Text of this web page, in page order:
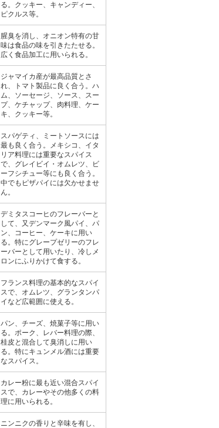
る。クッキー、キャンディー、
ピクルス等。
腥臭を消し、オニオン特有の甘
味は食品の味を引きたたせる。
広く食品加工に用いられる。
ジャマイカ産が最高品質とさ
れ、トマト製品に良く合う。ハ
ム、ソーセージ、ソース、スー
プ、ケチャップ、肉料理、ケー
キ、クッキー等。
スパゲティ、ミートソースには
最も良く合う。メキシコ、イタ
リア料理には重要なスパイス
で、グレイビイ・オムレツ、ビ
ーフシチュー等にも良く合う。
中でもピザパイには欠かせませ
ん。
デミタスコーヒのフレーバーと
して、又デンマーク風パイ、パ
ン、コーヒー、ケーキに用い
る。特にグレープゼリーのフレ
ーバーとして用いたり、冷しメ
ロンにふりかけて食する。
フランス料理の基本的なスパイ
スで、オムレツ、グランタンパ
イなど広範囲に使える。
パン、チーズ、焼菓子等に用い
る。ポーク、レバー料理の際、
桂皮と混合して臭消しに用い
る。特にキュンメル酒には重要
なスパイス。
カレー粉に最も近い混合スパイ
スで、カレーやその他多くの料
理に用いられる。
ニンニクの香りと辛味を有し、